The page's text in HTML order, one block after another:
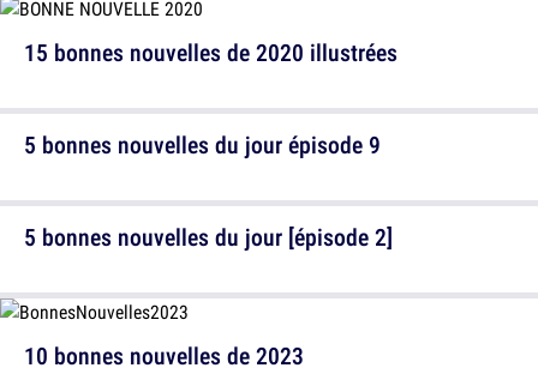
5 bonnes nouvelles du jour épisode 9
10 bonnes nouvelles de 2023
15 bonnes nouvelles de 2020 illustrées
5 bonnes nouvelles du jour [épisode 2]